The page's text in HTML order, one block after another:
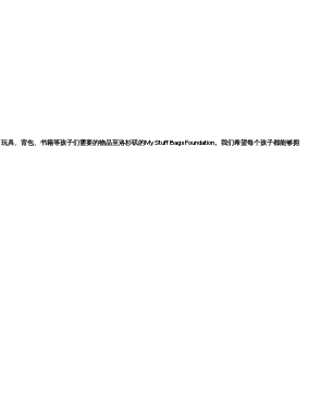
具、背包、书籍等孩子们需要的物品至洛杉矶的My Stuff Bags Foundation。我们希望每个孩子都能够拥